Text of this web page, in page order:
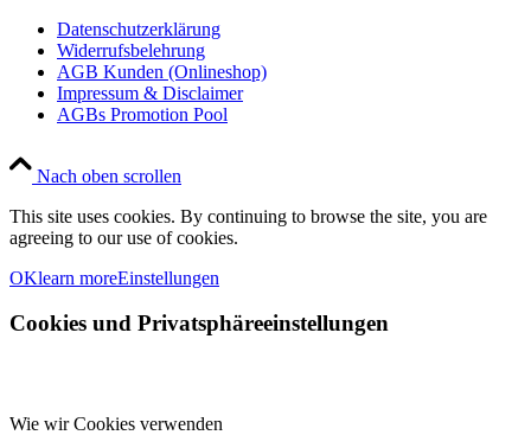
Datenschutzerklärung
Widerrufsbelehrung
AGB Kunden (Onlineshop)
Impressum & Disclaimer
AGBs Promotion Pool
Nach oben scrollen
This site uses cookies. By continuing to browse the site, you are
agreeing to our use of cookies.
OKlearn moreEinstellungen
Cookies und Privatsphäreeinstellungen
Wie wir Cookies verwenden